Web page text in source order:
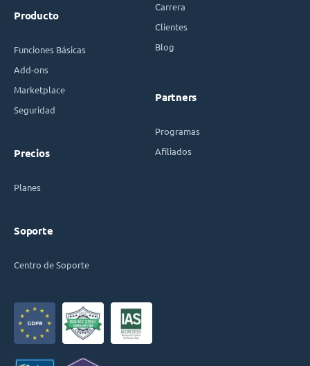
Producto
Funciones Básicas
Add-ons
Marketplace
Seguridad
Precios
Planes
Soporte
Centro de Soporte
Carrera
Clientes
Blog
Partners
Programas
Afiliados